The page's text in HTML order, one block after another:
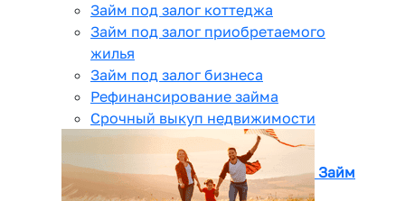
Займ под залог коттеджа
Займ под залог приобретаемого
жилья
Займ под залог бизнеса
Рефинансирование займа
Срочный выкуп недвижимости
Займ